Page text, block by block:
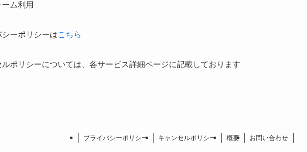
ム利用
シーポリシーはこちら
ルポリシーについては、各サービス詳細ページに記載しております
プライバシーポリシー キャンセルポリシー 概要 お問い合わせ